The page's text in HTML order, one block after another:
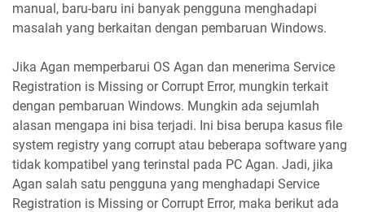
manual, baru-baru ini banyak pengguna menghadapi
masalah yang berkaitan dengan pembaruan Windows.
Jika Agan memperbarui OS Agan dan menerima Service
Registration is Missing or Corrupt Error, mungkin terkait
dengan pembaruan Windows. Mungkin ada sejumlah
alasan mengapa ini bisa terjadi. Ini bisa berupa kasus file
system registry yang corrupt atau beberapa software yang
tidak kompatibel yang terinstal pada PC Agan. Jadi, jika
Agan salah satu pengguna yang menghadapi Service
Registration is Missing or Corrupt Error, maka berikut ada